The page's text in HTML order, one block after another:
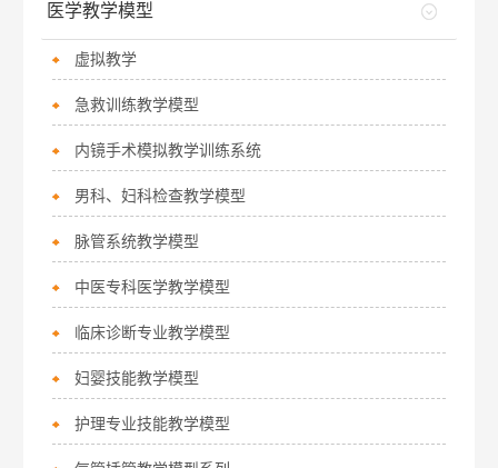
医学教学模型
虚拟教学
急救训练教学模型
内镜手术模拟教学训练系统
男科、妇科检查教学模型
脉管系统教学模型
中医专科医学教学模型
临床诊断专业教学模型
妇婴技能教学模型
护理专业技能教学模型